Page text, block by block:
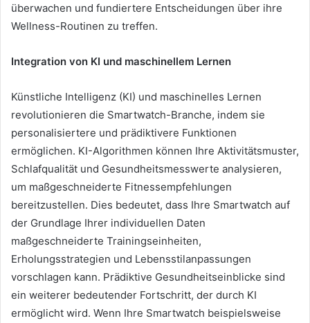
überwachen und fundiertere Entscheidungen über ihre
Wellness-Routinen zu treffen.
Integration von KI und maschinellem Lernen
Künstliche Intelligenz (KI) und maschinelles Lernen
revolutionieren die Smartwatch-Branche, indem sie
personalisiertere und prädiktivere Funktionen
ermöglichen. KI-Algorithmen können Ihre Aktivitätsmuster,
Schlafqualität und Gesundheitsmesswerte analysieren,
um maßgeschneiderte Fitnessempfehlungen
bereitzustellen. Dies bedeutet, dass Ihre Smartwatch auf
der Grundlage Ihrer individuellen Daten
maßgeschneiderte Trainingseinheiten,
Erholungsstrategien und Lebensstilanpassungen
vorschlagen kann. Prädiktive Gesundheitseinblicke sind
ein weiterer bedeutender Fortschritt, der durch KI
ermöglicht wird. Wenn Ihre Smartwatch beispielsweise